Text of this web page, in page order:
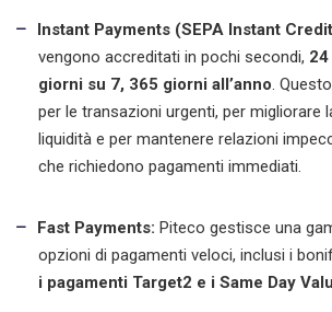
Instant Payments (SEPA Instant
vengono accreditati in pochi secondi,
giorni su 7, 365 giorni all’anno.
per le transazioni urgenti, per migliorare
liquidità e per mantenere relazioni
che richiedono pagamenti immediati.
Fast Payments: Piteco gestisce una
opzioni di pagamenti veloci, inclusi i
i pagamenti Target2 e i Same Day